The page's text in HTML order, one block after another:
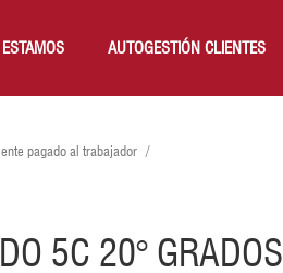
AUTOGESTIÓN CLIENTES
pagado al trabajador
5C 20° GRADOS